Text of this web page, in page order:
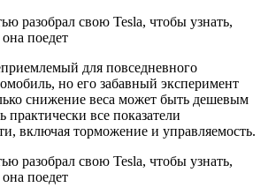
для повседневного
но его забавный эксперимент
снижение веса может быть дешевым
практически все показатели
включая торможение и управляемость.